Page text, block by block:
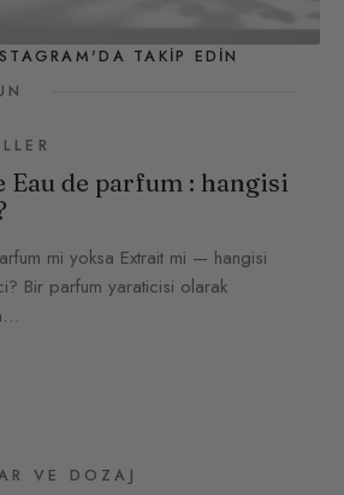
TAKIP EDIN
Eau de parfum : hangisi
mi yoksa Extrait mi — hangisi
Bir parfum yaraticisi olarak
VE DOZAJ